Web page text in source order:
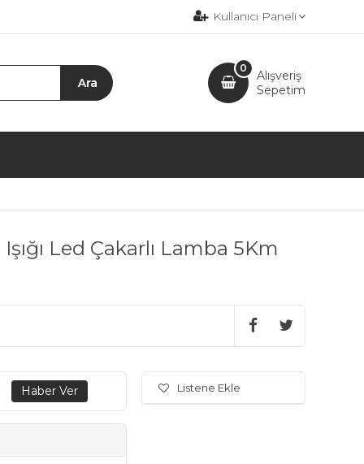
Kullanıcı Paneli
Alışveriş
Sepetim
0
Led Çakarlı Lamba 5Km
Listene Ekle